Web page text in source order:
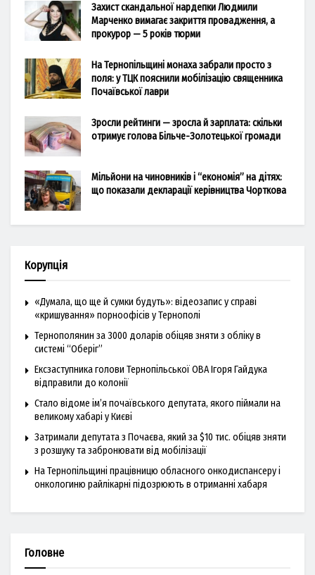
Захист скандальної нардепки Людмили
Марченко вимагає закриття провадження, а
прокурор — 5 років тюрми
На Тернопільщині монаха забрали просто з
поля: у ТЦК пояснили мобілізацію священника
Почаївської лаври
Зросли рейтинги — зросла й зарплата: скільки
отримує голова Більче-Золотецької громади
Мільйони на чиновників і “економія” на дітях:
що показали декларації керівництва Чорткова
Корупція
«Думала, що ще й сумки будуть»: відеозапис у справі
«кришування» порноофісів у Тернополі
Тернополянин за 3000 доларів обіцяв зняти з обліку в
системі “Оберіг”
Ексзаступника голови Тернопільської ОВА Ігоря Гайдука
відправили до колонії
Стало відоме ім’я почаївського депутата, якого піймали на
великому хабарі у Києві
Затримали депутата з Почаєва, який за $10 тис. обіцяв зняти
з розшуку та забронювати від мобілізації
На Тернопільщині працівницю обласного онкодиспансеру і
онкологиню райлікарні підозрюють в отриманні хабаря
Головне